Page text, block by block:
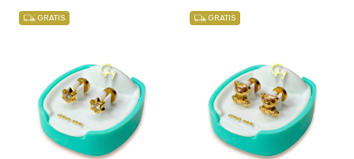
GRATIS GRATIS